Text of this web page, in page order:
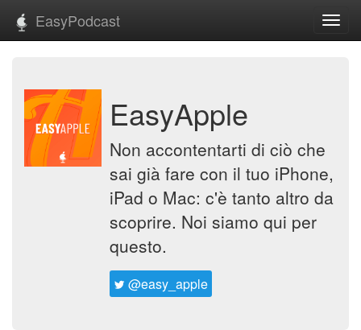
EasyPodcast
EasyApple
Non accontentarti di ciò che
sai già fare con il tuo iPhone,
iPad o Mac: c'è tanto altro da
scoprire. Noi siamo qui per
questo.
@easy_apple